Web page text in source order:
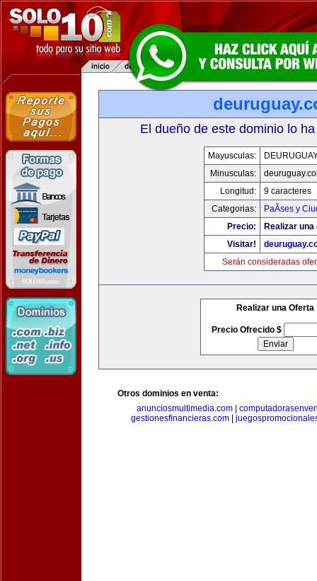
El dueño de este dominio lo
Mayusculas:
Minusculas:
Longitud:
9 caracteres
Categorias:
PaÃ­ses y
Precio:
Realizar
Visitar!
Serán consideradas
Realizar una Oferta
Precio Ofrecido $
Otros dominios en venta:
anunciosmultimedia.com
gestionesfinancieras.com